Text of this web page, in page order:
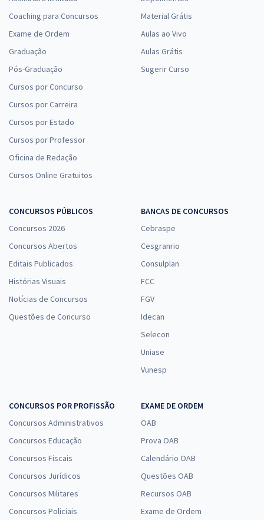
Coaching para Concursos
Exame de Ordem
Graduação
Pós-Graduação
Cursos por Concurso
Cursos por Carreira
Cursos por Estado
Cursos por Professor
Oficina de Redação
Cursos Online Gratuitos
Material Grátis
Aulas ao Vivo
Aulas Grátis
Sugerir Curso
CONCURSOS PÚBLICOS
Concursos 2026
Concursos Abertos
Editais Publicados
Histórias Visuais
Notícias de Concursos
Questões de Concurso
BANCAS DE CONCURSOS
Cebraspe
Cesgranrio
Consulplan
FCC
FGV
Idecan
Selecon
Uniase
Vunesp
CONCURSOS POR PROFISSÃO
Concursos Administrativos
Concursos Educação
Concursos Fiscais
Concursos Jurídicos
Concursos Militares
Concursos Policiais
EXAME DE ORDEM
OAB
Prova OAB
Calendário OAB
Questões OAB
Recursos OAB
Exame de Ordem